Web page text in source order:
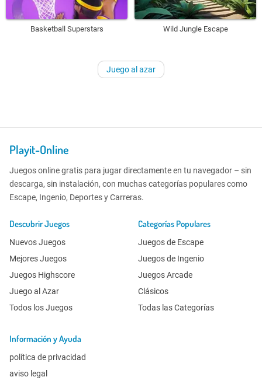
Basketball Superstars Wild Jungle Escape
Juego al azar
Playit-Online
Juegos online gratis para jugar directamente en tu navegador – sin
descarga, sin instalación, con muchas categorías populares como
Escape, Ingenio, Deportes y Carreras.
Descubrir Juegos
Nuevos Juegos
Mejores Juegos
Juegos Highscore
Juego al Azar
Todos los Juegos
Categorías Populares
Juegos de Escape
Juegos de Ingenio
Juegos Arcade
Clásicos
Todas las Categorías
Información y Ayuda
política de privacidad
aviso legal